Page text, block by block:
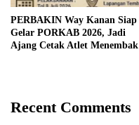
PERBAKIN Way Kanan Siap
Gelar PORKAB 2026, Jadi
Ajang Cetak Atlet Menembak
Recent Comments